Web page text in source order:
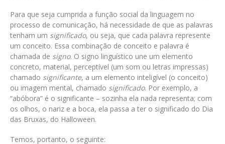
Para que seja cumprida a função social da linguagem no
processo de comunicação, há necessidade de que as palavras
tenham um significado, ou seja, que cada palavra represente
um conceito. Essa combinação de conceito e palavra é
chamada de signo. O signo linguístico une um elemento
concreto, material, perceptível (um som ou letras impressas)
chamado significante, a um elemento inteligível (o conceito)
ou imagem mental, chamado significado. Por exemplo, a
“abóbora” é o significante – sozinha ela nada representa; com
os olhos, o nariz e a boca, ela passa a ter o significado do Dia
das Bruxas, do Halloween.
Temos, portanto, o seguinte: